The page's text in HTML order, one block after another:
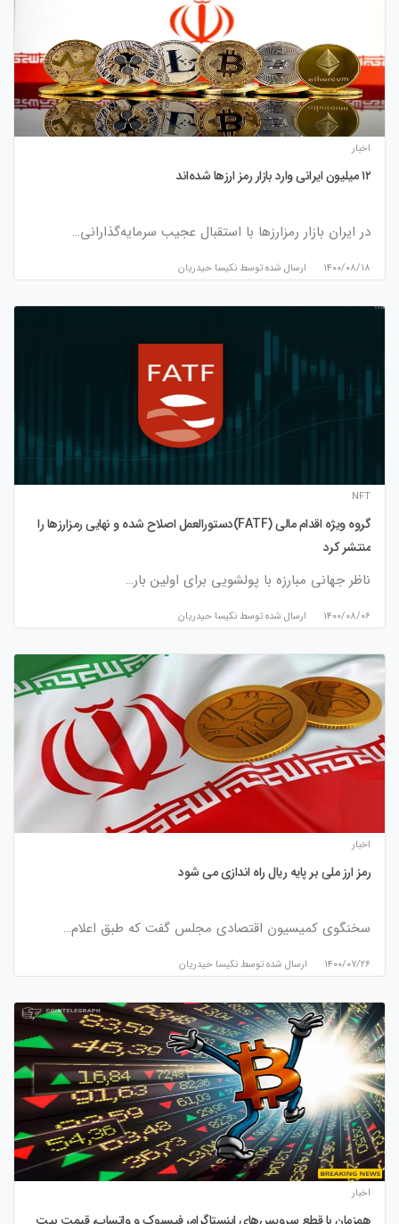
اخبار
۱۲ میلیون ایرانی وارد بازار رمز ارزها شده‌اند
در ایران بازار رمزارزها با استقبال عجیب سرمایه‌گذارانی…
۱۴۰۰/۰۸/۱۸ ارسال شده توسط نكيسا حيدريان
NFT
گروه ویژه اقدام مالی (FATF)دستورالعمل اصلاح شده و نهایی رمزارزها را
منتشر کرد
ناظر جهانی مبارزه با پولشویی برای اولین بار…
۱۴۰۰/۰۸/۰۶ ارسال شده توسط نكيسا حيدريان
اخبار
رمز ارز ملی بر پایه ریال راه اندازی می شود
سخنگوی کمیسیون اقتصادی مجلس گفت که طبق اعلام…
۱۴۰۰/۰۷/۲۶ ارسال شده توسط نكيسا حيدريان
اخبار